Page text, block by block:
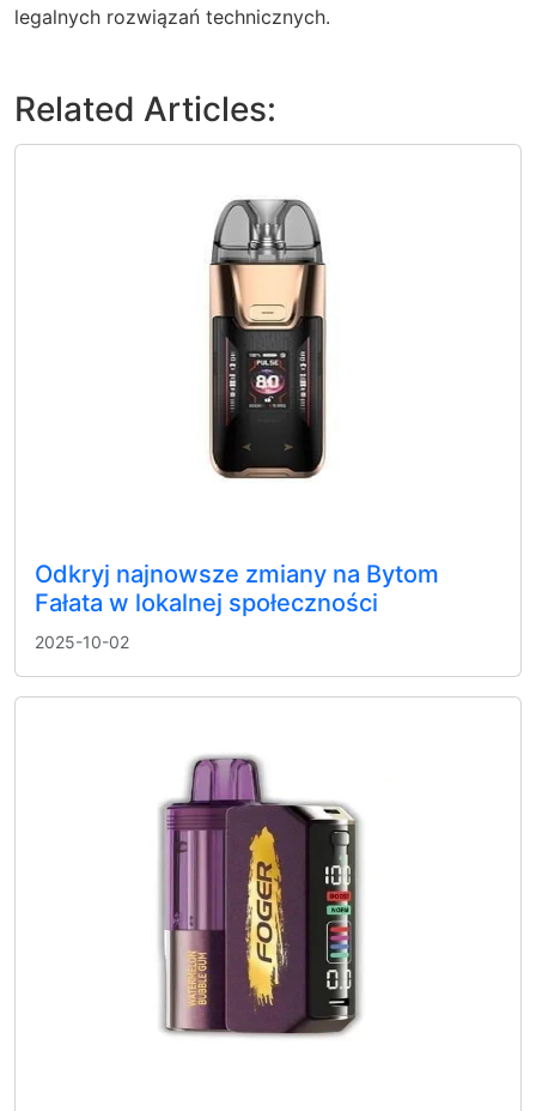
legalnych rozwiązań technicznych.
Related Articles:
Odkryj najnowsze zmiany na Bytom
Fałata w lokalnej społeczności
2025-10-02